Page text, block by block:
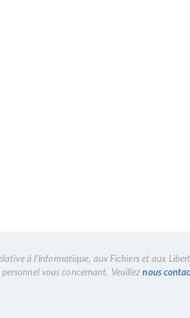
à l'Informatique, aux Fichiers et aux
vous concernant. Veuilleznous